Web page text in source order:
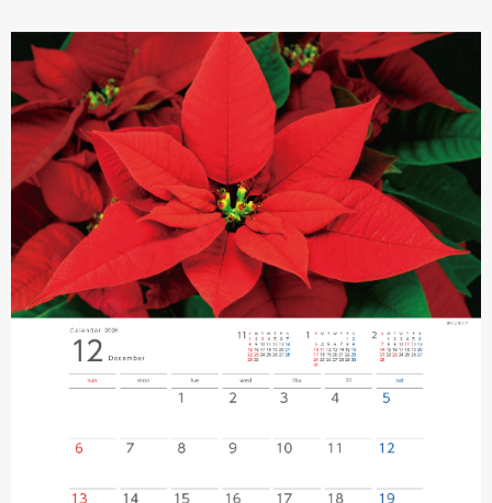
企業情報
採用情報
パートナーシップ
お問い合わせ
サイトマップ